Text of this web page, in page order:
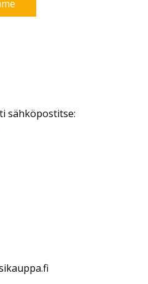
sähköpostitse: